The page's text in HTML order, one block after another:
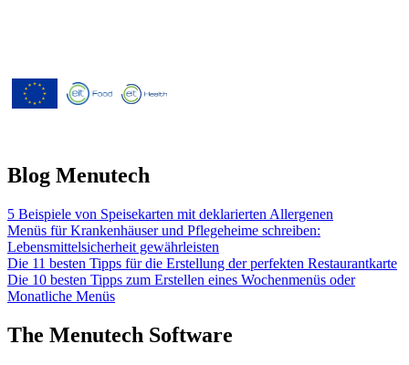
Blog Menutech
5 Beispiele von Speisekarten mit deklarierten Allergenen
Menüs für Krankenhäuser und Pflegeheime schreiben:
Lebensmittelsicherheit gewährleisten
Die 11 besten Tipps für die Erstellung der perfekten Restaurantkarte
Die 10 besten Tipps zum Erstellen eines Wochenmenüs oder
Monatliche Menüs
The Menutech Software